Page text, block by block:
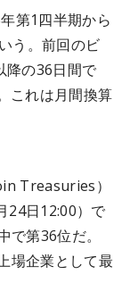
第1四半期から
う。前回のビ
降の36日間で
これは月間換算
Treasuries）
24日12:00）で
第36位だ。
場企業として最